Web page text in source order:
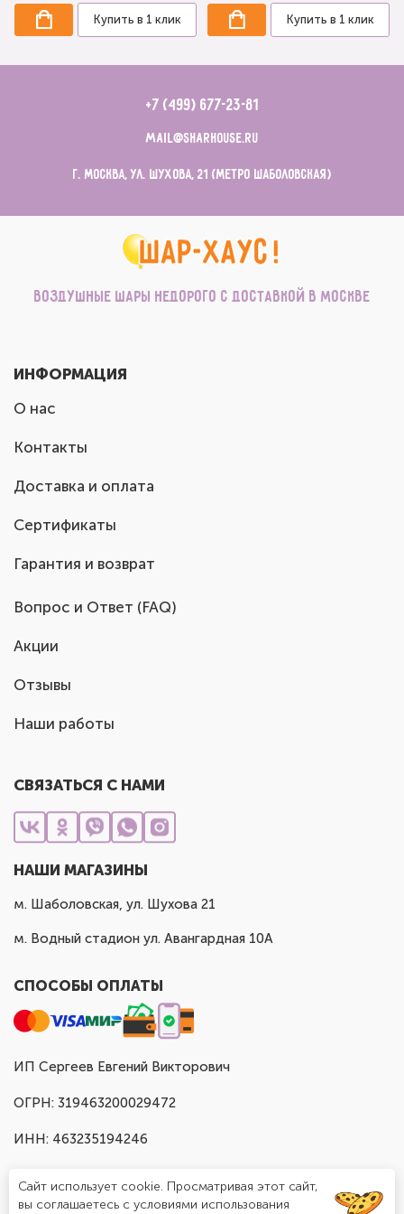
Купить в 1 клик Купить в 1 клик
+7 (499) 677-23-81
mail@sharhouse.ru
г. Москва, ул. Шухова, 21 (метро Шаболовская)
Воздушные шары недорого с доставкой в Москве
ИНФОРМАЦИЯ
О нас
Контакты
Доставка и оплата
Сертификаты
Гарантия и возврат
Вопрос и Ответ (FAQ)
Акции
Отзывы
Наши работы
СВЯЗАТЬСЯ С НАМИ
НАШИ МАГАЗИНЫ
м. Шаболовская, ул. Шухова 21
м. Водный стадион ул. Авангардная 10А
СПОСОБЫ ОПЛАТЫ
ИП Сергеев Евгений Викторович
ОГРН: 319463200029472
ИНН: 463235194246
Сайт использует cookie. Просматривая этот сайт,
вы соглашаетесь с условиями использования